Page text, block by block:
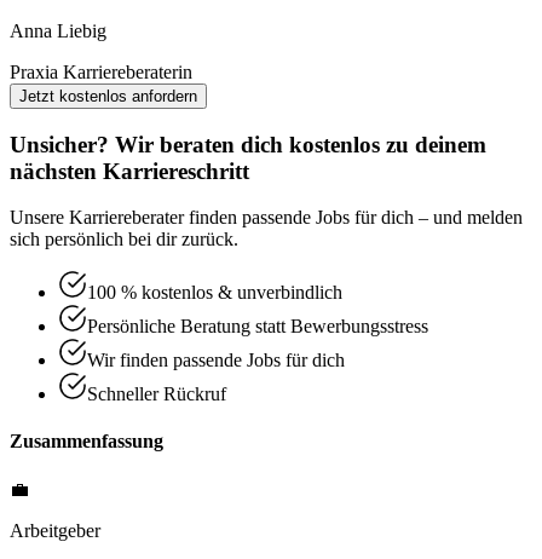
Anna Liebig
Praxia Karriereberaterin
Jetzt kostenlos anfordern
Unsicher? Wir beraten dich kostenlos zu deinem
nächsten Karriereschritt
Unsere Karriereberater finden passende Jobs für dich – und melden
sich persönlich bei dir zurück.
100 % kostenlos & unverbindlich
Persönliche Beratung statt Bewerbungsstress
Wir finden passende Jobs für dich
Schneller Rückruf
Zusammenfassung
💼
Arbeitgeber